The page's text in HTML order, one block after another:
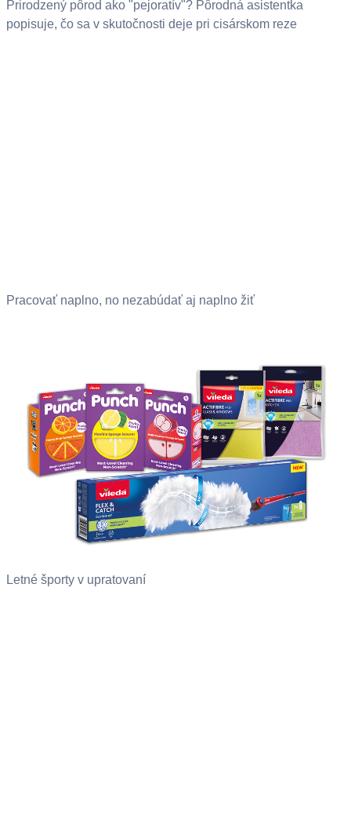
Prirodzený pôrod ako "pejoratív"? Pôrodná asistentka
popisuje, čo sa v skutočnosti deje pri cisárskom reze
Pracovať naplno, no nezabúdať aj naplno žiť
Letné športy v upratovaní